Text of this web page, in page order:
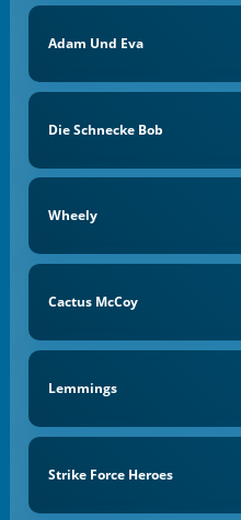
Adam Und Eva
Die Schnecke Bob
Wheely
Cactus McCoy
Lemmings
Strike Force Heroes